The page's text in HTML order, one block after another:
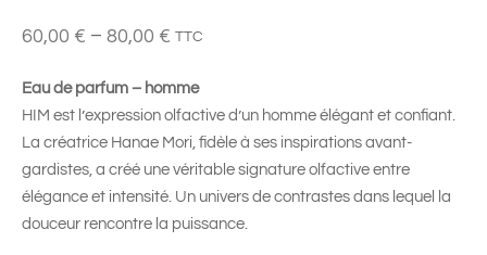
60,00 € – 80,00 € TTC
Eau de parfum – homme
HIM est l’expression olfactive d’un homme élégant et confiant.
La créatrice Hanae Mori, fidèle à ses inspirations avant-
gardistes, a créé une véritable signature olfactive entre
élégance et intensité. Un univers de contrastes dans lequel la
douceur rencontre la puissance.